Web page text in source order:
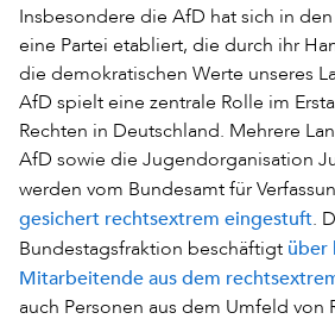
Insbesondere die AfD hat sich in
eine Partei etabliert, die durch ihr
die demokratischen Werte unseres
AfD spielt eine zentrale Rolle im
Rechten in Deutschland. Mehrere
AfD sowie die Jugendorganisation
werden vom Bundesamt für
gesichert rechtsextrem eingestuft .
Bundestagsfraktion beschäftigt über
Mitarbeitende aus dem
auch Personen aus dem Umfeld von